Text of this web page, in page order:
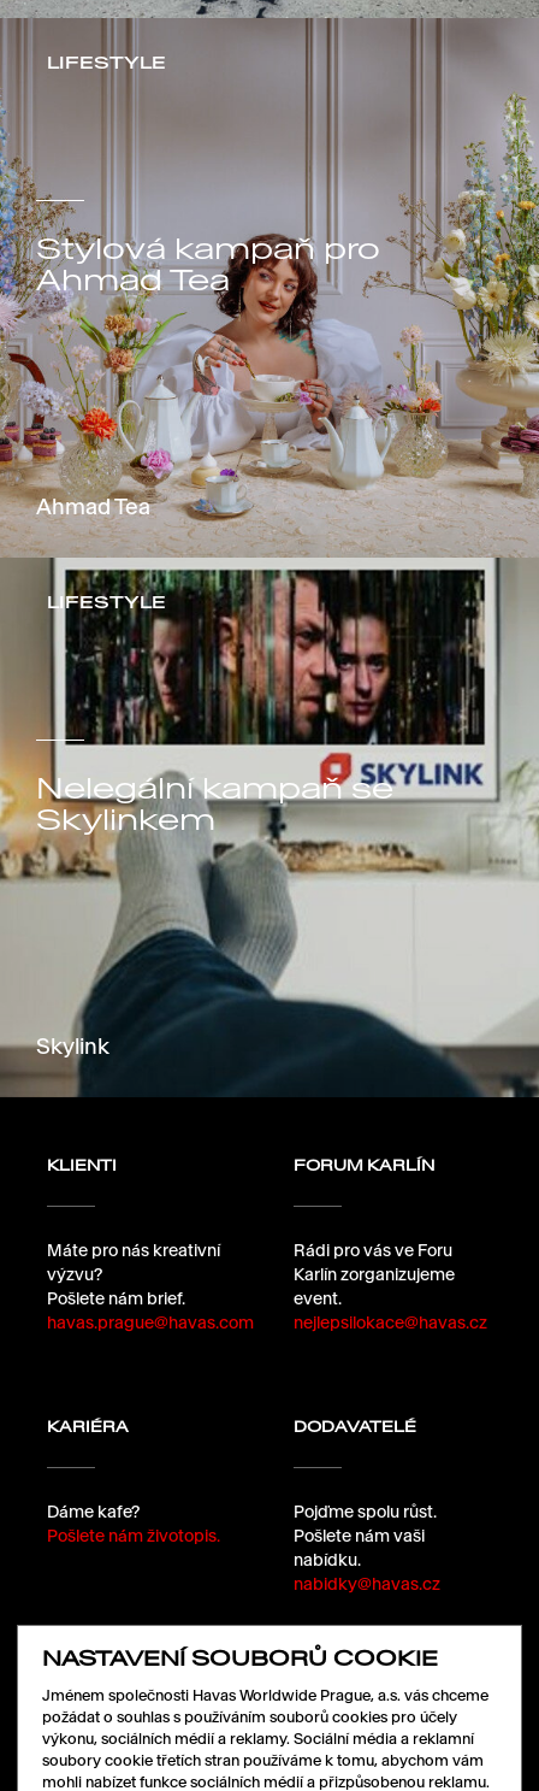
LIFESTYLE
Stylová kampaň pro
Ahmad Tea
Ahmad Tea
LIFESTYLE
Nelegální kampaň se
Skylinkem
Skylink
KLIENTI
Máte pro nás kreativní
výzvu?
Pošlete nám brief.
havas.prague@havas.com
FORUM KARLÍN
Rádi pro vás ve Foru
Karlín zorganizujeme
event.
nejlepsilokace@havas.cz
KARIÉRA
Dáme kafe?
Pošlete nám životopis.
DODAVATELÉ
Pojďme spolu růst.
Pošlete nám vaši
nabídku.
nabidky@havas.cz
SLEDUJTE NÁS
LinkedIn
NASTAVENÍ SOUBORŮ COOKIE
Jménem společnosti Havas Worldwide Prague, a.s. vás chceme
požádat o souhlas s používáním souborů cookies pro účely
výkonu, sociálních médií a reklamy. Sociální média a reklamní
soubory cookie třetích stran používáme k tomu, abychom vám
mohli nabízet funkce sociálních médií a přizpůsobenou reklamu.